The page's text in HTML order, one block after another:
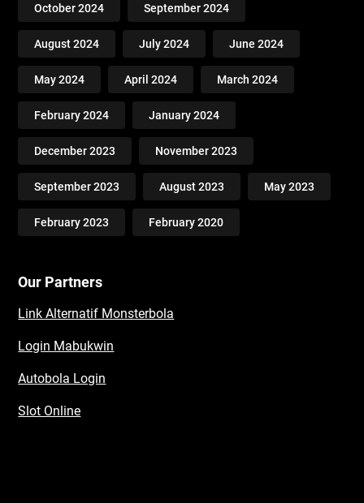
October 2024 September 2024
August 2024 July 2024 June 2024
May 2024 April 2024 March 2024
February 2024 January 2024
December 2023 November 2023
September 2023 August 2023 May 2023
February 2023 February 2020
Our Partners
Link Alternatif Monsterbola
Login Mabukwin
Autobola Login
Slot Online